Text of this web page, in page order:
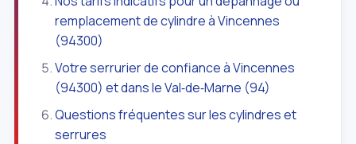
remplacement de cylindre à Vincennes
(94300)
Votre serrurier de confiance à Vincennes
(94300) et dans le Val‑de‑Marne (94)
Questions fréquentes sur les cylindres et
serrures